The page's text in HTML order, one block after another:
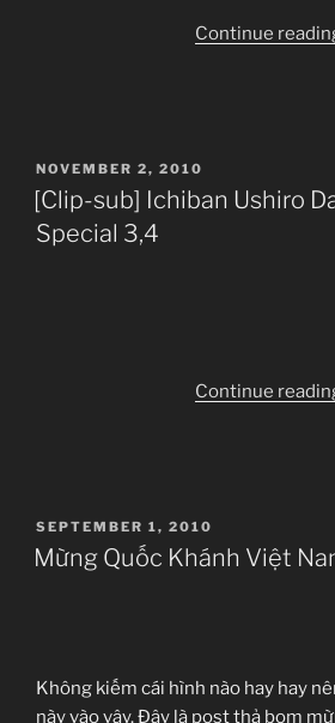
Continue
POSTED
ON
NOVEMBER 2, 2010
[Clip-sub] Ichiban Ushiro
Special 3,4
Continue
POSTED
ON
SEPTEMBER 1, 2010
Mừng Quốc Khánh Việt
Không kiếm cái hình nào hay hay
này vào vậy. Đây là post thả bom